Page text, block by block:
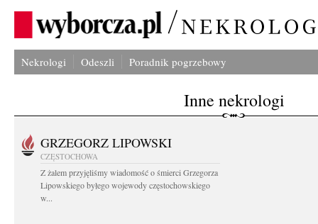
Nekrologi Odeszli Poradnik pogrzebowy
Inne nekrologi
GRZEGORZ LIPOWSKI
CZĘSTOCHOWA
Z żalem przyjęliśmy wiadomość o śmierci Grzegorza
Lipowskiego byłego wojewody częstochowskiego
w...